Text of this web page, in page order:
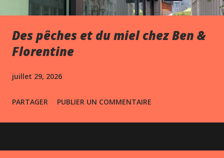
Des pêches et du miel chez Ben &
Florentine
juillet 29, 2026
PARTAGER PUBLIER UN COMMENTAIRE